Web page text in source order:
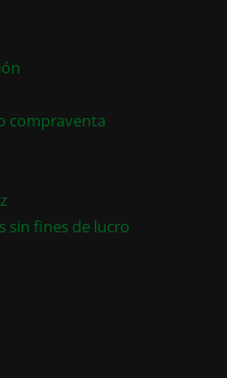
compraventa
sin fines de lucro